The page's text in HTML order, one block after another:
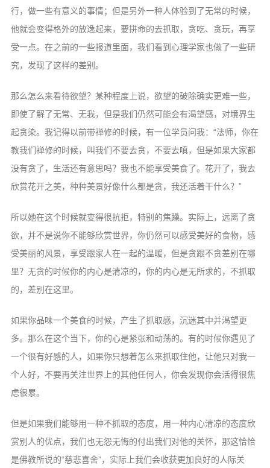
行，做一些有意义的事情；但是另外一种人体验到了无常的时候，
他就会变得格外的放逸起来，要拼命的去抓取，贪吃、贪玩，再享
受一点。在之前的一些报道里面，我们看到心理学家也做了一些研
究，发现了这样的差别。
那么怎么来看待欲望？某种程度上说，欲望的破除确实更难一些，
即使了解了无常、无我，但是我们仍然可能会有渴望感，对境界生
起贪染。我记得以前带禅修的时候，有一位学员问我：“法师，你在
教我们禅修的时候，叫我们不要去贪，不要去嗔，但是如果大家都
没有贪了，生活还有意思吗？我也不能享受美食了。花开了，我去
欣赏花开之美，种种美景好像什么都是贪，我还活着干什么？”
所以她在这个时候就变得很抗拒，特别的焦躁。实际上，远离了贪
欲，并不是说你不能够欣赏世界，你仍然可以感受美好的食物，感
受美丽的风景，享受跟家人在一起的温暖，但是贪跟不贪差别在哪
里？无贪的时候你的内心是清凉的，你的内心是无所求的，不抓取
的，差别在这里。
如果你品味一个美食的时候，产生了抓取感，沉迷其中并渴望更
多。那么在这个当下，你的心是紧张和动荡的。有的时候你遇见了
一个很有好感的人，如果你只想着怎么来抓取住他，让他只对我一
个人好，不要再关注世界上的其他任何人，你会发现你会活得很焦
虑很累。
但是如果我们能够用一种不抓取的态度，用一种内心清凉的态度欣
赏别人的优点，我们也无怨无悔的付出我们对他的关怀，那这恰恰
是佛教所说的“慈悲喜舍”，实际上我们会收获更加良好的人际关